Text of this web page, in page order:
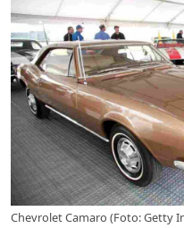
Chevrolet Camaro (Foto: Getty